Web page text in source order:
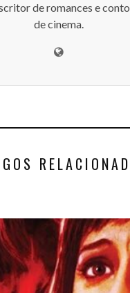
de romances e
de cinema.